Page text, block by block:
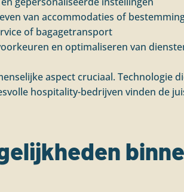
van accommodaties of
of bagagetransport
en optimaliseren van
aspect cruciaal. Technologie
hospitality-bedrijven vinden de